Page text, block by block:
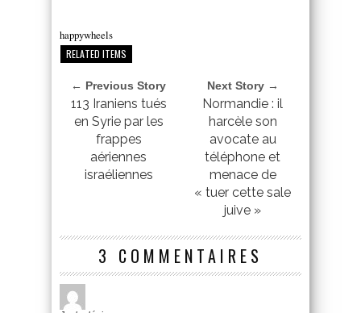
happywheels
RELATED ITEMS
← Previous Story
113 Iraniens tués
en Syrie par les
frappes
aériennes
israéliennes
Next Story →
Normandie : il
harcèle son
avocate au
téléphone et
menace de
« tuer cette sale
juive »
3 COMMENTAIRES